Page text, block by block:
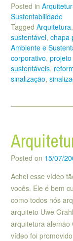
Posted in
Sustentabilidade
Tagged Arquitetura,
sustentável, chapa
Ambiente e
corporativo,
sustentáveis,
sinalização,
Posted on 15/07/
Achei esse vídeo
vocês. Ele é bem
como todos nós
arquiteto Uwe
arquitetura alemão
vídeo foi